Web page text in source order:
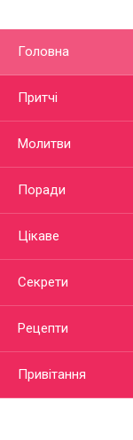
Головна
Притчі
Молитви
Поради
Цікаве
Секрети
Рецепти
Привітання